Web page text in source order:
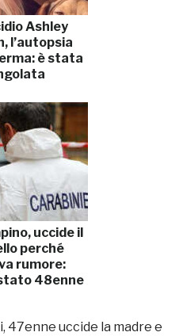
Ashley
l’autopsia
è stata
uccide il
perché
rumore:
48enne
47enne uccide la madre e